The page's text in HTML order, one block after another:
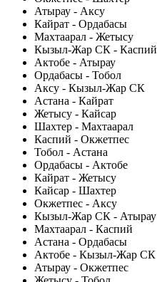
Атырау - Аксу
Кайрат - Ордабасы
Махтаарал - Жетысу
Кызыл-Жар СК - Каспий
Актобе - Атырау
Ордабасы - Тобол
Аксу - Кызыл-Жар СК
Астана - Кайрат
Жетысу - Кайсар
Шахтер - Махтаарал
Каспий - Окжетпес
Тобол - Астана
Ордабасы - Актобе
Кайрат - Жетысу
Кайсар - Шахтер
Окжетпес - Аксу
Кызыл-Жар СК - Атырау
Махтаарал - Каспий
Астана - Ордабасы
Актобе - Кызыл-Жар СК
Атырау - Окжетпес